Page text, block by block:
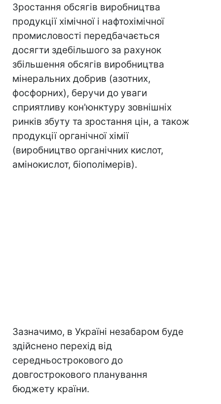
Зростання обсягів виробництва
продукції хімічної і нафтохімічної
промисловості передбачається
досягти здебільшого за рахунок
збільшення обсягів виробництва
мінеральних добрив (азотних,
фосфорних), беручи до уваги
сприятливу кон'юнктуру зовнішніх
ринків збуту та зростання цін, а також
продукції органічної хімії
(виробництво органічних кислот,
амінокислот, біополімерів).
Зазначимо, в Україні незабаром буде
здійснено перехід від
середньострокового до
довгострокового планування
бюджету країни.